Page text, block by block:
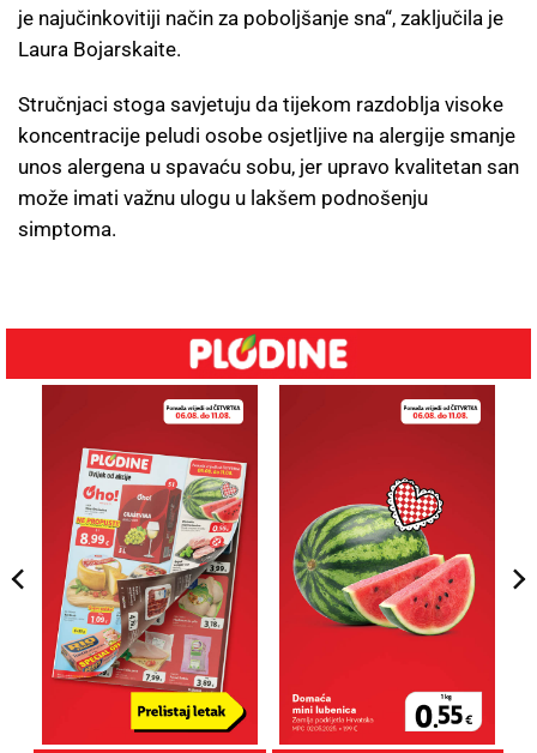
je najučinkovitiji način za poboljšanje sna“, zaključila je
Laura Bojarskaite.
Stručnjaci stoga savjetuju da tijekom razdoblja visoke
koncentracije peludi osobe osjetljive na alergije smanje
unos alergena u spavaću sobu, jer upravo kvalitetan san
može imati važnu ulogu u lakšem podnošenju
simptoma.